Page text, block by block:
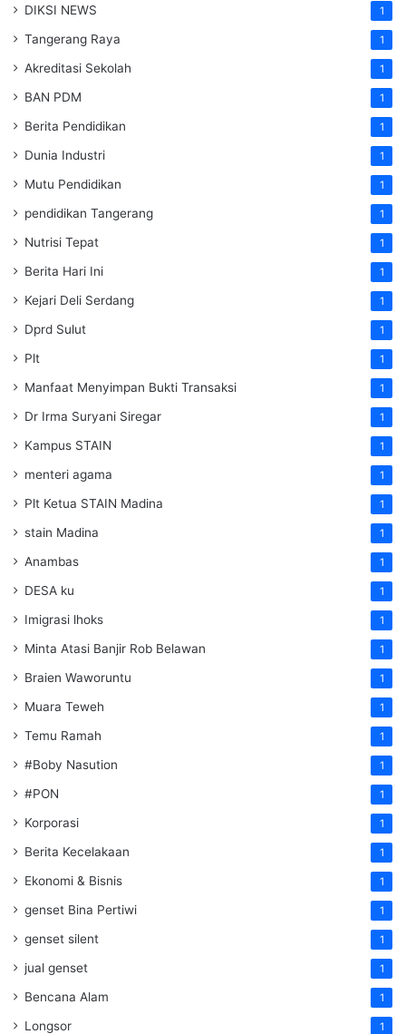
DIKSI NEWS 1
Tangerang Raya 1
Akreditasi Sekolah 1
BAN PDM 1
Berita Pendidikan 1
Dunia Industri 1
Mutu Pendidikan 1
pendidikan Tangerang 1
Nutrisi Tepat 1
Berita Hari Ini 1
Kejari Deli Serdang 1
Dprd Sulut 1
Plt 1
Manfaat Menyimpan Bukti Transaksi 1
Dr Irma Suryani Siregar 1
Kampus STAIN 1
menteri agama 1
Plt Ketua STAIN Madina 1
stain Madina 1
Anambas 1
DESA ku 1
Imigrasi lhoks 1
Minta Atasi Banjir Rob Belawan 1
Braien Waworuntu 1
Muara Teweh 1
Temu Ramah 1
#Boby Nasution 1
#PON 1
Korporasi 1
Berita Kecelakaan 1
Ekonomi & Bisnis 1
genset Bina Pertiwi 1
genset silent 1
jual genset 1
Bencana Alam 1
Longsor 1